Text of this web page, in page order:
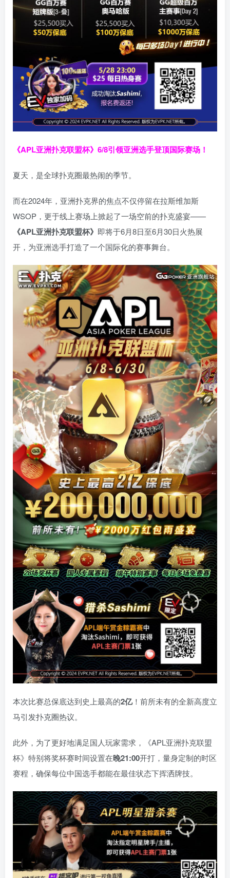
《APL亚洲扑克联盟杯》 6/8引领亚洲选手登顶国际赛场！
夏天，是全球扑克圈最热闹的季节。
而在2024年，亚洲扑克界的焦点不仅停留在拉斯维加斯
WSOP，更于线上赛场上掀起了一场空前的扑克盛宴——
《APL亚洲扑克联盟杯》 即将于6月8日至6月30日火热展
开，为亚洲选手打造了一个国际化的赛事舞台。
本次比赛总保底达到史上最高的2亿！前所未有的全新高度立
马引发扑克圈热议。
此外，为了更好地满足国人玩家需求，《APL亚洲扑克联盟
杯》特别将奖杯赛时间设置在晚21:00开打，量身定制的时区
赛程，确保每位中国选手都能在最佳状态下挥洒牌技。